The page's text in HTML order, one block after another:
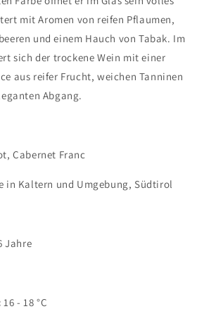
mit Aromen von reifen Pflaumen,
und einem Hauch von Tabak. Im
sich der trockene Wein mit einer
aus reifer Frucht, weichen Tanninen
Abgang.
Cabernet Franc
in Kaltern und Umgebung, Südtirol
Jahre
16 - 18 °C